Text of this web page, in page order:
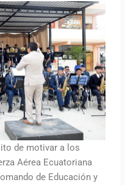
de motivar a los
Aérea Ecuatoriana
de Educación y